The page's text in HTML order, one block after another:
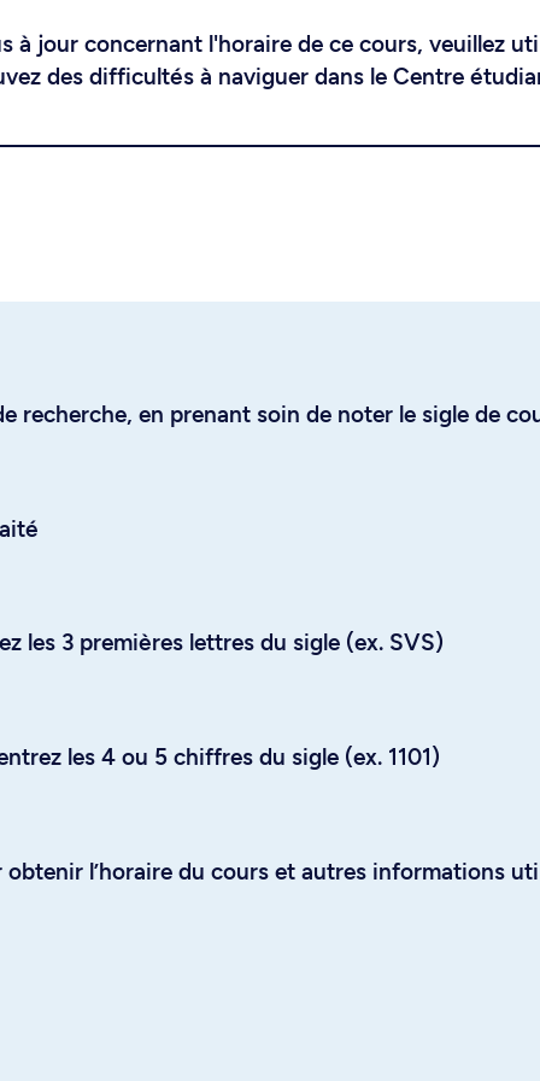
à jour concernant l'horaire de ce cours, veuillez
des difficultés à naviguer dans le Centre
recherche, en prenant soin de noter le sigle de
les 3 premières lettres du sigle (ex. SVS)
les 4 ou 5 chiffres du sigle (ex. 1101)
l’horaire du cours et autres informations